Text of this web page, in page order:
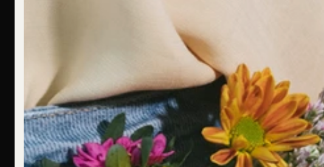
Ich bin allergisch gegen bestimmte Metalle. Hast Du hier Empfehlungen?